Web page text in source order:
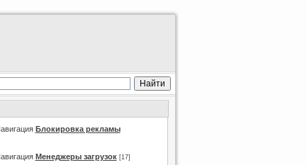
Блокировка рекламы
Менеджеры загрузок [17]